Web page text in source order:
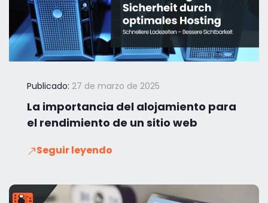
Publicado: 27 de marzo de 2025
La importancia del alojamiento para
el rendimiento de un sitio web
Seguir leyendo